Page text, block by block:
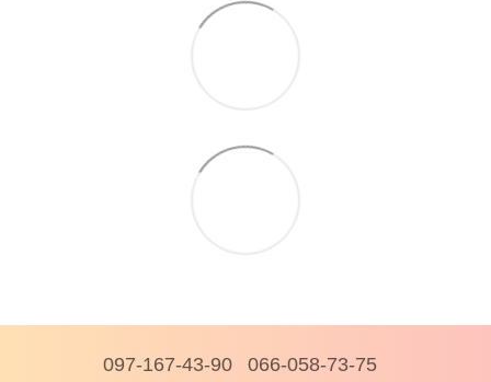
097-167-43-90 066-058-73-75